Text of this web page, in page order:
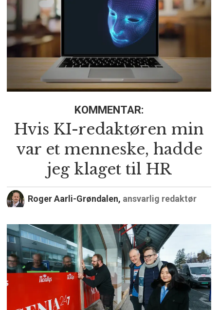
KOMMENTAR:
Hvis KI-redaktøren min
var et menneske, hadde
jeg klaget til HR
Roger Aarli-Grøndalen, ansvarlig redaktør